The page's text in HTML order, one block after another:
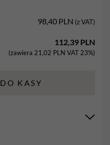
98,40 PLN (z VAT)
112,39 PLN
(zawiera 21,02 PLN VAT 23%)
KASY